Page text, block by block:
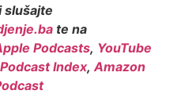
slušajte
te na
Podcasts, YouTube
Podcast Index, Amazon